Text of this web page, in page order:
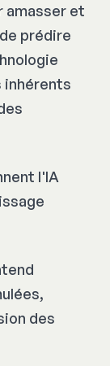
amasser et
prédire
l'IA
des